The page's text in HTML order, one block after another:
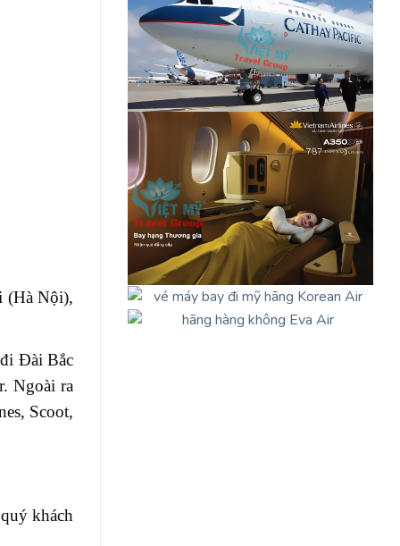
(Hà Nội),
Đài Bắc
Ngoài ra
Scoot,
khách